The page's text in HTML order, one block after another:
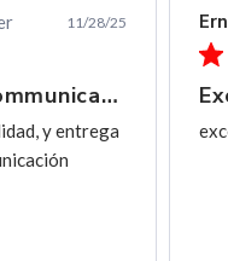
11/28/25
Fast and frendly communication
y entrega